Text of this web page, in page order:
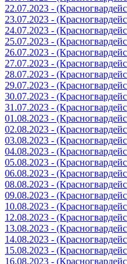
22.07.2023 -
23.07.2023 -
24.07.2023 -
25.07.2023 -
26.07.2023 -
27.07.2023 -
28.07.2023 -
29.07.2023 -
30.07.2023 -
31.07.2023 -
01.08.2023 -
02.08.2023 -
03.08.2023 -
04.08.2023 -
05.08.2023 -
06.08.2023 -
08.08.2023 -
09.08.2023 -
10.08.2023 -
12.08.2023 -
13.08.2023 -
14.08.2023 -
15.08.2023 -
16.08.2023 -